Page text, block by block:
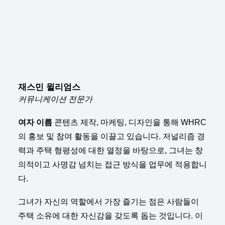
재스민 윌리엄스
커뮤니케이션 전문가
여자 이름 콘텐츠 제작, 마케팅, 디자인을 통해 WHRC
의 홍보 및 참여 활동을 이끌고 있습니다. 저널리즘 경
력과 주택 형평성에 대한 열정을 바탕으로, 그녀는 창
의적이고 사명감 넘치는 접근 방식을 업무에 적용합니
다.
그녀가 자신의 역할에서 가장 즐기는 점은 사람들이
주택 소유에 대한 자신감을 갖도록 돕는 것입니다. 이